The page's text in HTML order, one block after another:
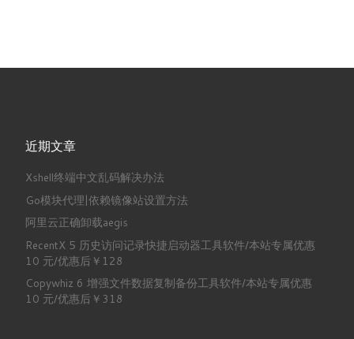
近期文章
Xshell终端中文乱码解决办法
Go模块代理|依赖镜像站设置方法
阿里云正确卸载aegis
RecentX 5 历史访问记录快捷启动器工具软件/本站专属优惠
10 元/优惠后￥128
Copywhiz 6 增强文件数据复制备份工具软件/本站专属优惠
10 元/优惠后￥318